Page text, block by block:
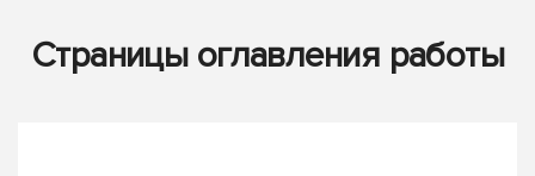
Страницы оглавления работы